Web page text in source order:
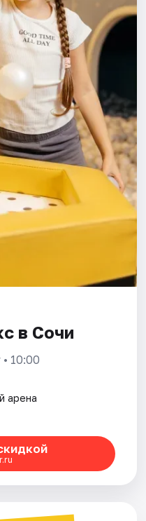
в Сочи
• 10:00
арена